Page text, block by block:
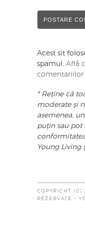
Acest sit
spamul. Află
comentariilor
* Reține că
moderate și
asemenea,
puțin sau pot
Young Living
COPYRIGHT (C)
REZERVATE –